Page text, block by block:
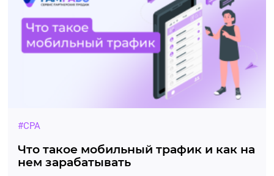
#CPA
Что такое мобильный трафик и как на
нем зарабатывать